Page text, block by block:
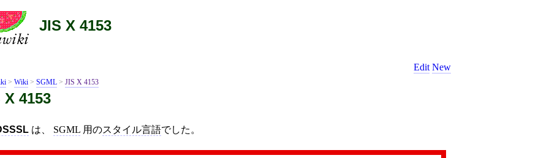
JIS X 4153
Edit New
> Wiki > SGML > JIS X 4153
X 4153
は、 SGML 用のスタイル言語でした。